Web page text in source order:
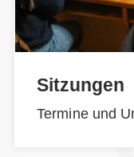
Sitzungen
Termine und